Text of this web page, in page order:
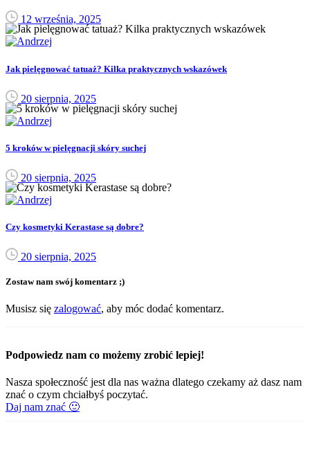
12 września, 2025
Jak pielęgnować tatuaż? Kilka praktycznych wskazówek
20 sierpnia, 2025
5 kroków w pielęgnacji skóry suchej
20 sierpnia, 2025
Czy kosmetyki Kerastase są dobre?
20 sierpnia, 2025
Zostaw nam swój komentarz ;)
Musisz się zalogować, aby móc dodać komentarz.
Podpowiedz nam co możemy zrobić lepiej!
Nasza społeczność jest dla nas ważna dlatego czekamy aż dasz nam
znać o czym chciałbyś poczytać.
Daj nam znać 🙂